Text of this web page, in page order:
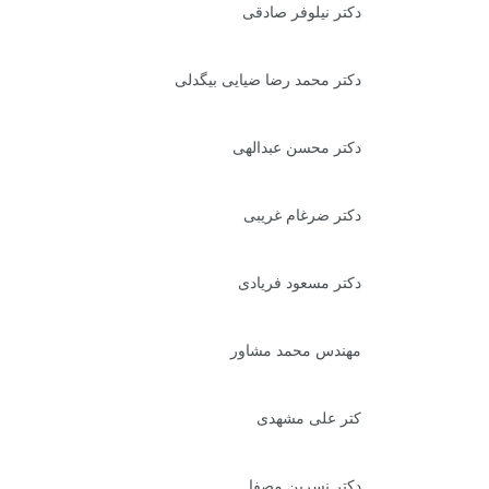
دکتر نیلوفر صادقی
دکتر محمد رضا ضیایی بیگدلی
دکتر محسن عبدالهی
دکتر ضرغام غریبی
دکتر مسعود فریادی
مهندس محمد مشاور
کتر علی مشهدی